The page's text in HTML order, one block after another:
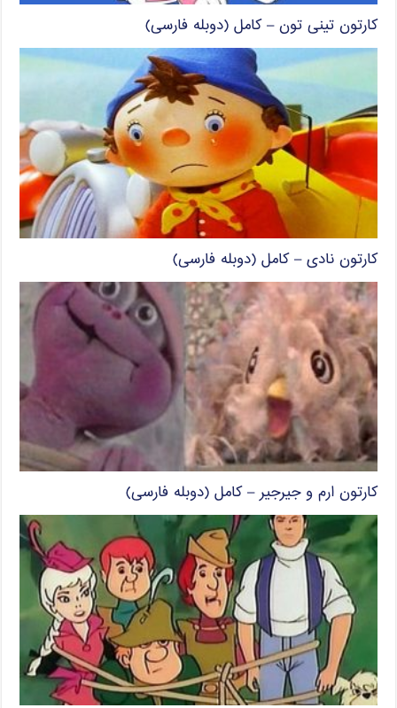
کارتون تینی تون – کامل (دوبله فارسی)
کارتون نادی – کامل (دوبله فارسی)
کارتون ارم و جیرجیر – کامل (دوبله فارسی)